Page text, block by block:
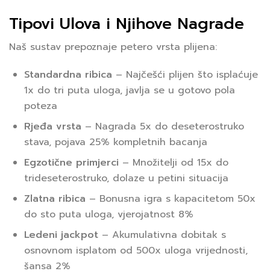
Tipovi Ulova i Njihove Nagrade
Naš sustav prepoznaje petero vrsta plijena:
Standardna ribica – Najčešći plijen što isplaćuje
1x do tri puta uloga, javlja se u gotovo pola
poteza
Rjeđa vrsta – Nagrada 5x do deseterostruko
stava, pojava 25% kompletnih bacanja
Egzotične primjerci – Množitelji od 15x do
trideseterostruko, dolaze u petini situacija
Zlatna ribica – Bonusna igra s kapacitetom 50x
do sto puta uloga, vjerojatnost 8%
Ledeni jackpot – Akumulativna dobitak s
osnovnom isplatom od 500x uloga vrijednosti,
šansa 2%